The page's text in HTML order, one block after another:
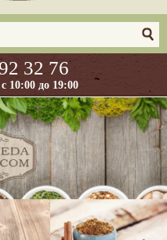
32 76
10:00 до 19:00